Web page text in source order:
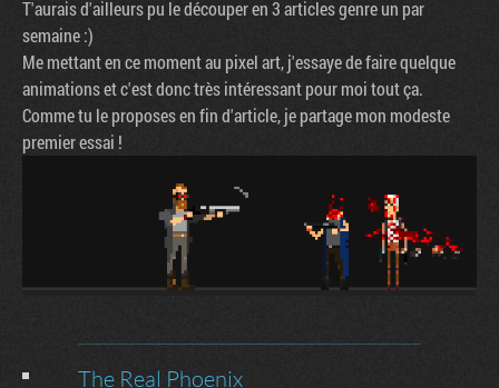
T'aurais d'ailleurs pu le découper en 3 articles genre un par
semaine :)
Me mettant en ce moment au pixel art, j'essaye de faire quelque
animations et c'est donc très intéressant pour moi tout ça.
Comme tu le proposes en fin d'article, je partage mon modeste
premier essai !
The Real Phoenix